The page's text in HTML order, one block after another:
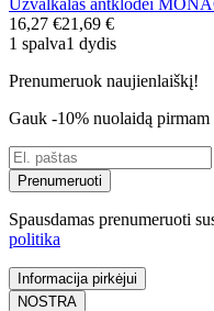
Užvalkalas antklodei
16,27 €21,69 €
1 spalva1 dydis
Prenumeruok naujienlaiškį!
Gauk -10% nuolaidą
Prenumeruoti
Spausdamas prenumeruoti
politika
Informacija pirkėjui
NOSTRA